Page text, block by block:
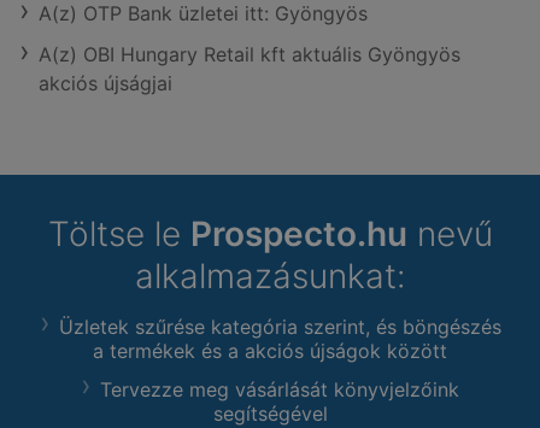
A(z) OTP Bank üzletei itt: Gyöngyös
A(z) OBI Hungary Retail kft aktuális Gyöngyös
akciós újságjai
Töltse le Prospecto.hu nevű
alkalmazásunkat:
Üzletek szűrése kategória szerint, és böngészés
a termékek és a akciós újságok között
Tervezze meg vásárlását könyvjelzőink
segítségével